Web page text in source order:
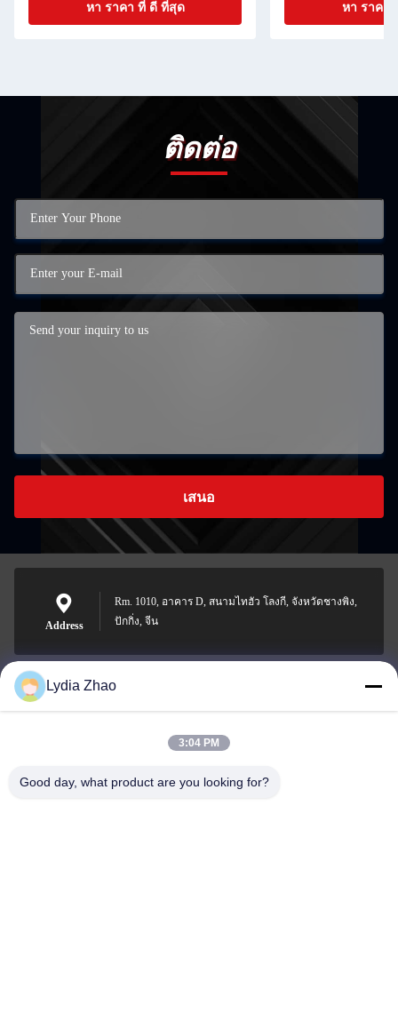
หา ราคา ที่ ดี ที่สุด หา ราคา
ติดต่อ
เสนอ
Address
Rm. 1010, อาคาร D, สนามไทฮัว โลงกี, จังหวัดชางพิง,
ปักกิ่ง, จีน
jesingd@vip.sina.com
Lydia Zhao
3:04 PM
Good day, what product are you looking for?